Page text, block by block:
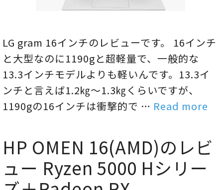
LG gram 16インチのレビューです。 16インチ
と大型なのに1190gと超軽量で、一般的な
13.3インチモデルよりも軽いんです。13.3イ
ンチと言えば1.2㎏～1.3㎏くらいですが、
1190gの16インチは衝撃的で … Read more
HP OMEN 16(AMD)のレビ
ュー Ryzen 5000 Hシリー